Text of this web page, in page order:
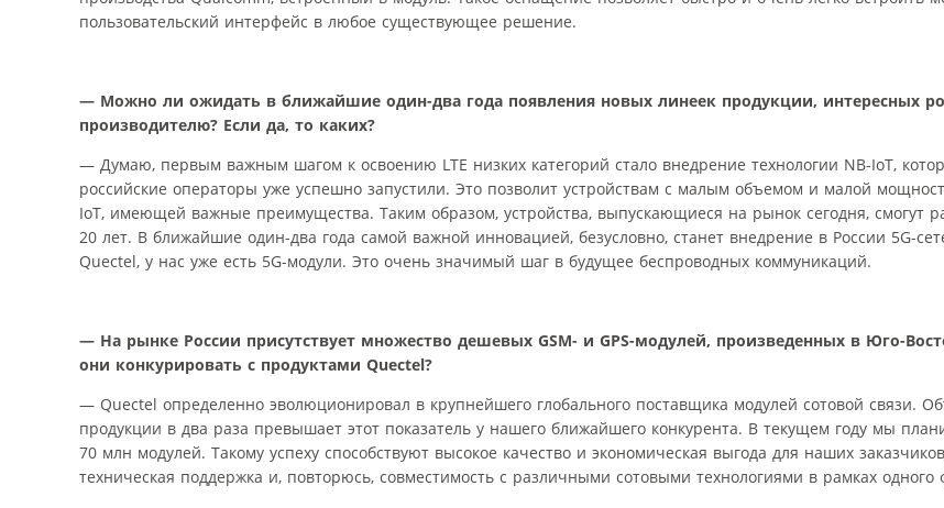
пользовательский интерфейс в любое существующее решение.
— Можно ли ожидать в ближайшие один-два года появления новых линеек продукции, интересных
производителю? Если да, то каких?
— Думаю, первым важным шагом к освоению LTE низких категорий стало внедрение технологии NB-IoT,
российские операторы уже успешно запустили. Это позволит устройствам с малым объемом и малой
IoT, имеющей важные преимущества. Таким образом, устройства, выпускающиеся на рынок сегодня, смогут
20 лет. В ближайшие один-два года самой важной инновацией, безусловно, станет внедрение в России 5G-
Quectel, у нас уже есть 5G-модули. Это очень значимый шаг в будущее беспроводных коммуникаций.
— На рынке России присутствует множество дешевых GSM- и GPS-модулей, произведенных в Юго-
они конкурировать с продуктами Quectel?
— Quectel определенно эволюционировал в крупнейшего глобального поставщика модулей сотовой связи.
продукции в два раза превышает этот показатель у нашего ближайшего конкурента. В текущем году мы
70 млн модулей. Такому успеху способствуют высокое качество и экономическая выгода для наших
техническая поддержка и, повторюсь, совместимость с различными сотовыми технологиями в рамках